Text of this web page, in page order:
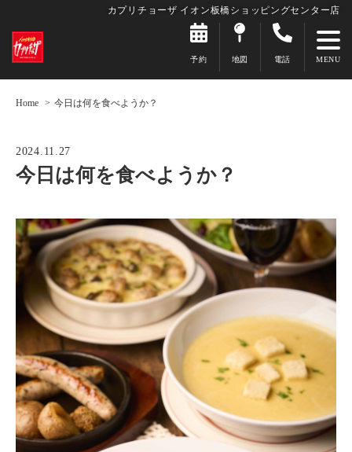
カプリチョーザ イオン板橋ショッピングセンター店
予約 地図 電話
Home 今日は何を食べようか？
2024.11.27
今日は何を食べようか？